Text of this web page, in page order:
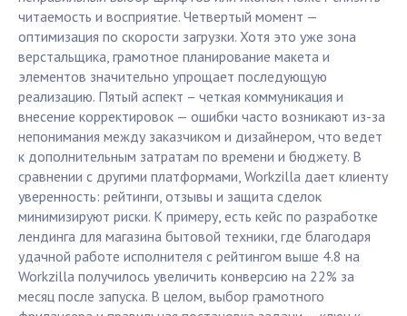
читаемость и восприятие. Четвертый момент —
оптимизация по скорости загрузки. Хотя это уже зона
верстальщика, грамотное планирование макета и
элементов значительно упрощает последующую
реализацию. Пятый аспект – четкая коммуникация и
внесение корректировок — ошибки часто возникают из-за
непонимания между заказчиком и дизайнером, что ведет
к дополнительным затратам по времени и бюджету. В
сравнении с другими платформами, Workzilla дает клиенту
уверенность: рейтинги, отзывы и защита сделок
минимизируют риски. К примеру, есть кейс по разработке
лендинга для магазина бытовой техники, где благодаря
удачной работе исполнителя с рейтингом выше 4.8 на
Workzilla получилось увеличить конверсию на 22% за
месяц после запуска. В целом, выбор грамотного